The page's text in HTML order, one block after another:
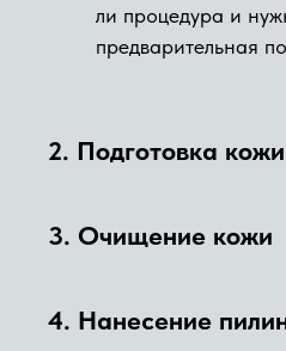
ли процедура и
предварительная
2. Подготовка кожи
3. Очищение кожи
4. Нанесение
СО
СВЕЖИЙ ЗАГАР;
РАЗДРАЖЕНИЕ;
НЕ
ОБОСТРЕНИЯ.